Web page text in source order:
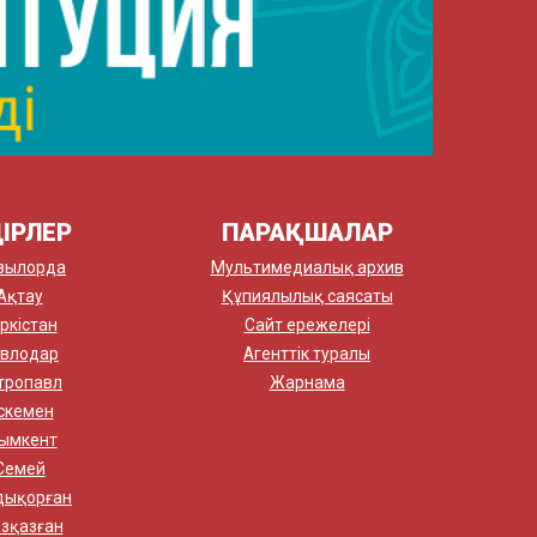
ПАРАҚШАЛАР
Мультимедиалық архив
Құпиялылық саясаты
Сайт ережелері
Агенттік туралы
Жарнама